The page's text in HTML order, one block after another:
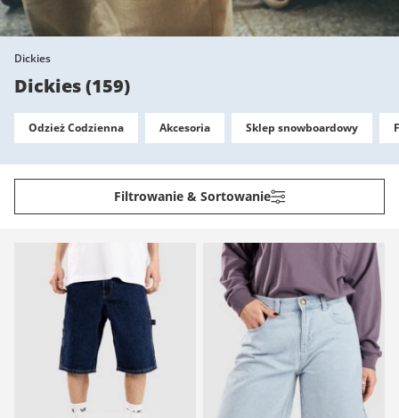
Dickies
Dickies(159)
Odzież Codzienna Akcesoria Sklep snowboardowy
Filtrowanie & Sortowanie